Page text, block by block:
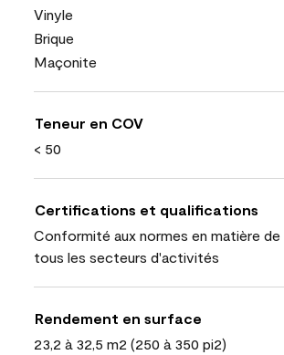
Vinyle
Brique
Maçonite
Teneur en COV
< 50
Certifications et qualifications
Conformité aux normes en matière de
tous les secteurs d'activités
Rendement en surface
23,2 à 32,5 m2 (250 à 350 pi2)